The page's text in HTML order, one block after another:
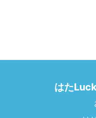
はた